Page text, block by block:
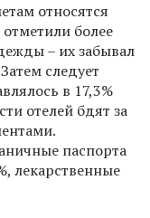
относятся
более
– их забывал
следует
в 17,3%
отелей бдят за
паспорта
лекарственные